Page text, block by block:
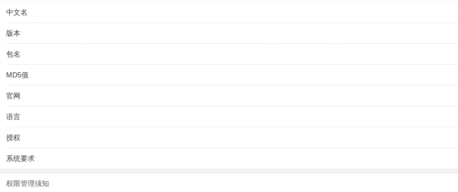
中文名
版本
包名
MD5值
官网
语言
授权
系统要求
权限管理须知